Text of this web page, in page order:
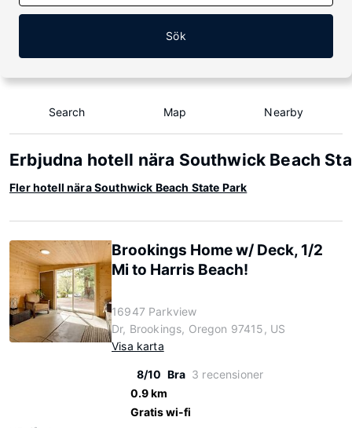
Sök
Search Map Nearby
Erbjudna hotell nära Southwick Beach
Fler hotell nära Southwick Beach State Park
Brookings Home w/ Deck, 1/2
Mi to Harris Beach!
16947 Parkview
Dr, Brookings, Oregon 97415, US
Visa karta
8/10 Bra 3 recensioner
0.9 km
Gratis wi-fi